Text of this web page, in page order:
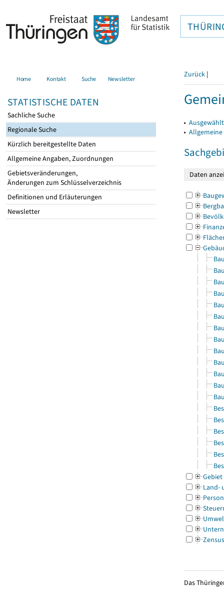
Home Kontakt Suche Newsletter
STATISTISCHE DATEN
Sachliche Suche
Regionale Suche
Kürzlich bereitgestellte Daten
Allgemeine Angaben, Zuordnungen
Gebietsveränderungen,
Änderungen zum Schlüsselverzeichnis
Definitionen und Erläuterungen
Newsletter
Zurück |
▸
▸
Gebiet
Land-
Zensus
Das